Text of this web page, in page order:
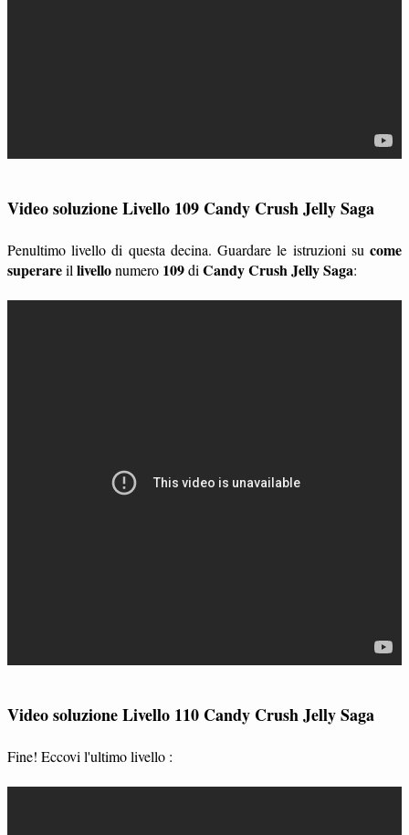
Video soluzione Livello 109 Candy Crush Jelly Saga
Penultimo livello di questa decina. Guardare le istruzioni su come
superareil livellonumero 109di Candy Crush Jelly Saga:
Video soluzione Livello 110 Candy Crush Jelly Saga
Fine! Eccovi l'ultimo livello :